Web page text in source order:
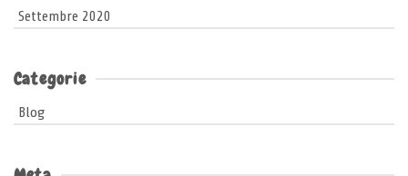
Settembre 2020
Categorie
Blog